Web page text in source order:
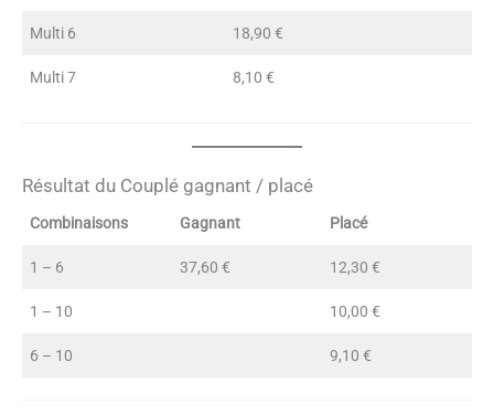
Multi 6 18,90 €
Multi 7 8,10 €
Résultat du Couplé gagnant / placé
Combinaisons Gagnant Placé
1 – 6 37,60 € 12,30 €
1 – 10 10,00 €
6 – 10 9,10 €